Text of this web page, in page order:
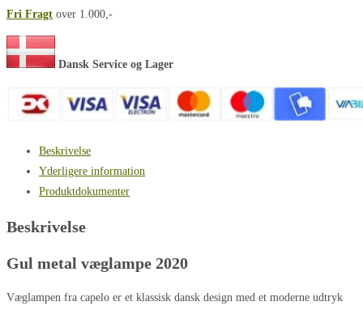
Fri Fragt over 1.000,-
Dansk Service og Lager
Beskrivelse
Yderligere information
Produktdokumenter
Beskrivelse
Gul metal væglampe 2020
Væglampen fra capelo er et klassisk dansk design med et moderne udtryk